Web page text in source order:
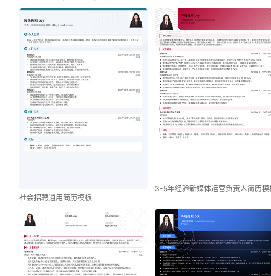
社会招聘通用简历模板
3-5年经验新媒体运营负责人简历模